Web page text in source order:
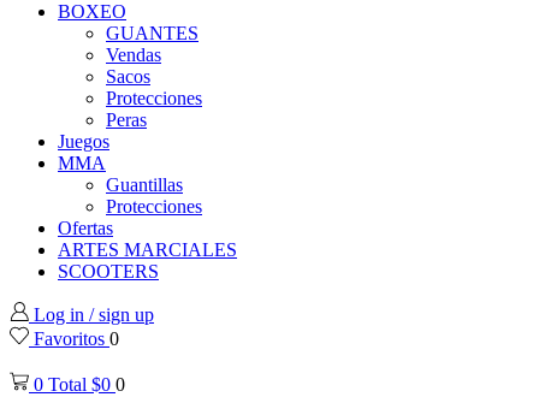
BOXEO
GUANTES
Vendas
Sacos
Protecciones
Peras
Juegos
MMA
Guantillas
Protecciones
Ofertas
ARTES MARCIALES
SCOOTERS
Log in / sign up
Favoritos 0
0 Total $0 0